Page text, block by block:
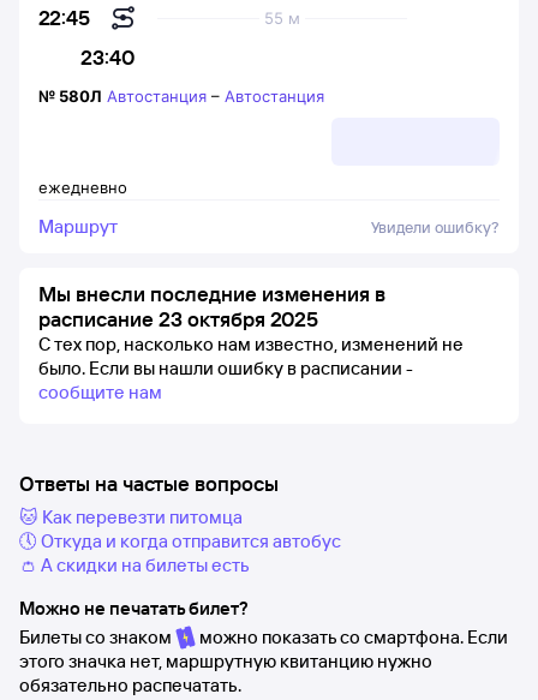
22:45
23:40
55 м
ежедневно
№ 580Л Автостанция – Автостанция
Маршрут Увидели ошибку?
Мы внесли последние изменения в
расписание 23 октября 2025
С тех пор, насколько нам известно, изменений не
было. Если вы нашли ошибку в расписании -
сообщите нам
Ответы на частые вопросы
🐱 Как перевезти питомца
🕔 Откуда и когда отправится автобус
👛 А скидки на билеты есть
Можно не печатать билет?
Билеты со знаком
можно показать со смартфона. Если
этого значка нет, маршрутную квитанцию нужно
обязательно распечатать.